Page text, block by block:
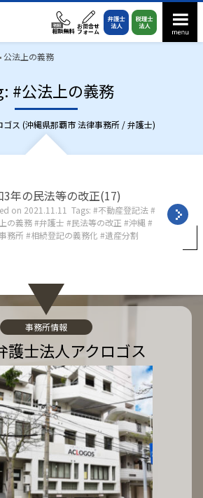
公法上の義務
#公法上の義務
ゴス (沖縄県那覇市 法律事務所 / 弁護士)
3年の民法等の改正(17)
on 2021.11.11 Tags:
不動産登記法
の義務 弁護士 民法等の改正
沖縄
務所
相続登記の義務化 遺産分割
事務所情報
護士法人アクロゴス